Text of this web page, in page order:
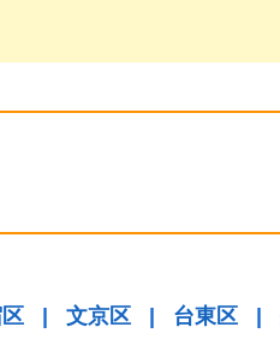
| 文京区 | 台東区 |